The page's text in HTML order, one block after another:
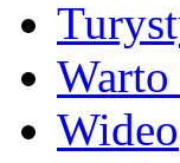
Warto
Wideo